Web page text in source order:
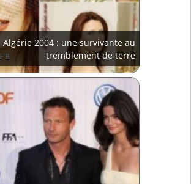
Algérie 2004 : une survivante au
tremblement de terre